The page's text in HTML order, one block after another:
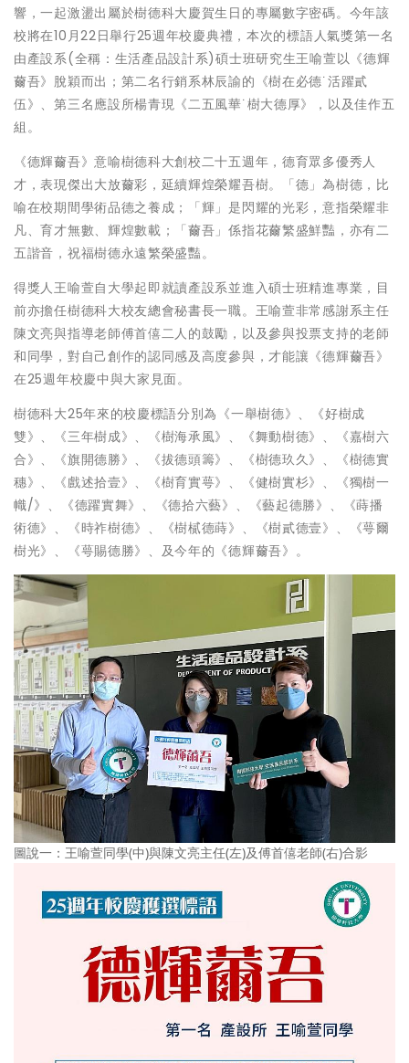
響，一起激盪出屬於樹德科大慶賀生日的專屬數字密碼。今年該
校將在10月22日舉行25週年校慶典禮，本次的標語人氣獎第一名
由產設系(全稱：生活產品設計系)碩士班研究生王喻萱以《德輝
薾吾》脫穎而出；第二名行銷系林辰諭的《樹在必德˙活躍貳
伍》、第三名應設所楊青現《二五風華˙樹大德厚》，以及佳作五
組。
《德輝薾吾》意喻樹德科大創校二十五週年，德育眾多優秀人
才，表現傑出大放薾彩，延續輝煌榮耀吾樹。「德」為樹德，比
喻在校期間學術品德之養成；「輝」是閃耀的光彩，意指榮耀非
凡、育才無數、輝煌數載；「薾吾」係指花薾繁盛鮮豔，亦有二
五諧音，祝福樹德永遠繁榮盛豔。
得獎人王喻萱自大學起即就讀產設系並進入碩士班精進專業，目
前亦擔任樹德科大校友總會秘書長一職。王喻萱非常感謝系主任
陳文亮與指導老師傅首僖二人的鼓勵，以及參與投票支持的老師
和同學，對自己創作的認同感及高度參與，才能讓《德輝薾吾》
在25週年校慶中與大家見面。
樹德科大25年來的校慶標語分別為《一舉樹德》、《好樹成
雙》、《三年樹成》、《樹海承風》、《舞動樹德》、《嘉樹六
合》、《旗開德勝》、《拔德頭籌》、《樹德玖久》、《樹德實
穗》、《戲述拾壹》、《樹育實萼》、《健樹實杉》、《獨樹一
幟/》、《德躍實舞》、《德拾六藝》、《藝起德勝》、《蒔播
術德》、《時祚樹德》、《樹樲德蒔》、《樹貳德壹》、《萼爾
樹光》、《萼賜德勝》、及今年的《德輝薾吾》。
圖說一：王喻萱同學(中)與陳文亮主任(左)及傅首僖老師(右)合影